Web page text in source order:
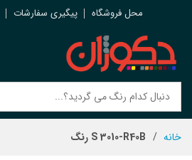
محل فروشگاه پیگیری سفارشات
خانه S 3010-R40B رنگ